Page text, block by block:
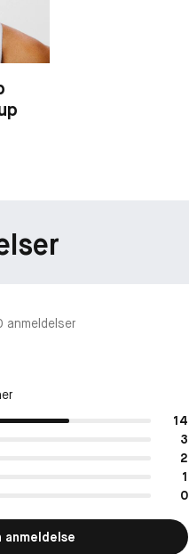
anmeldelser
14
3
2
1
0
anmeldelse